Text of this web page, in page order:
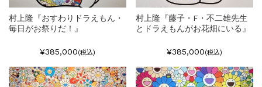
村上隆『おすわりドラえもん・
毎日がお祭りだ！』
¥385,000(税込)
村上隆『藤子・F・不二雄先生
とドラえもんがお花畑にいる』
¥385,000(税込)